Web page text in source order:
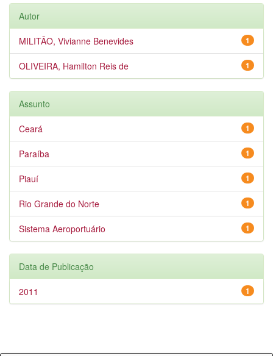
Autor
1
MILITÃO, Vivianne Benevides
1
OLIVEIRA, Hamilton Reis de
Assunto
1
Ceará
1
Paraíba
1
Piauí
1
Rio Grande do Norte
1
Sistema Aeroportuário
Data de Publicação
1
2011